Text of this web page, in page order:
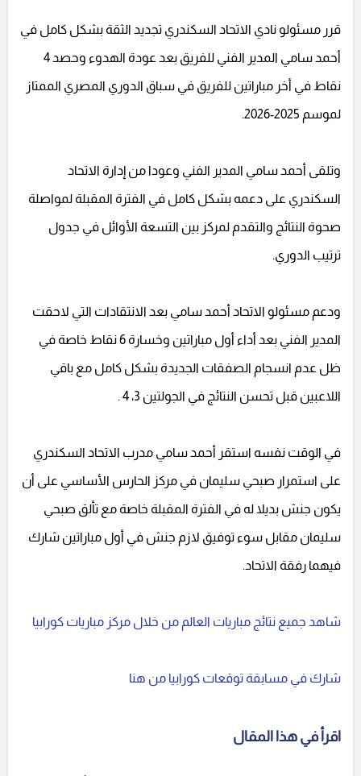
قرر مسئولو نادي الاتحاد السكندري تجديد الثقة بشكل كامل في
أحمد سامي المدير الفني للفريق بعد عودة الهدوء وحصد 4
نقاط في أخر مباراتين للفريق في سباق الدوري المصري الممتاز
لموسم 2025-2026.
وتلقى أحمد سامي المدير الفني وعودا من إدارة الاتحاد
السكندري على دعمه بشكل كامل في الفترة المقبلة لمواصلة
صحوة النتائج والتقدم لمركز بين التسعة الأوائل في جدول
ترتيب الدوري.
ودعم مسئولو الاتحاد أحمد سامي بعد الانتقادات التي لاحقت
المدير الفني بعد أداء أول مباراتين وخسارة 6 نقاط خاصة في
ظل عدم انسجام الصفقات الجديدة بشكل كامل مع باقي
اللاعبين قبل تحسن النتائج في الجولتين 3، 4 .
في الوقت نفسه استقر أحمد سامي مدرب الاتحاد السكندري
على استمرار صبحي سليمان في مركز الحارس الأساسي على أن
يكون جنش بديلا له في الفترة المقبلة خاصة مع تألق صبحي
سليمان مقابل سوء توفيق لازم جنش في أول مباراتين شارك
فيهما رفقة الاتحاد.
شاهد جميع نتائج مباريات العالم من خلال مركز مباريات كورابيا
شارك في مسابقة توقعات كورابيا من هنا
اقرأ في هذا المقال